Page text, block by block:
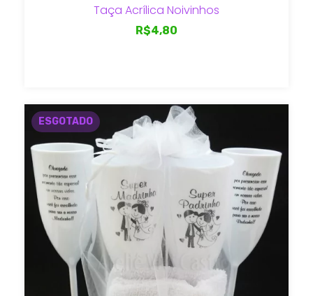
Taça Acrílica Noivinhos
R$4,80
ESGOTADO